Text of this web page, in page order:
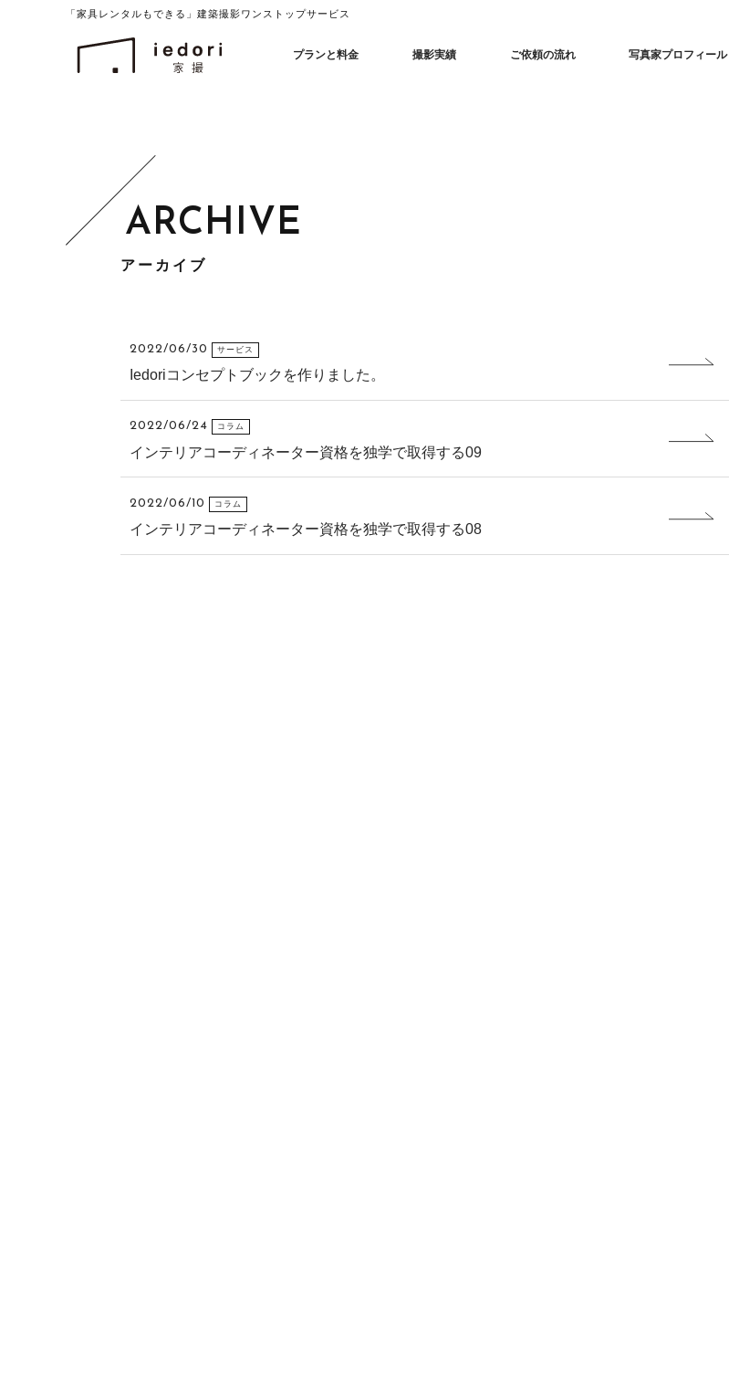
「家具レンタルもできる」建築撮影ワンストップサービス
プランと料金 撮影実績 ご依頼の流れ 写真家プロフィール
アーカイブ
2022/06/30 サービス
Iedoriコンセプトブックを作りました。
2022/06/24 コラム
インテリアコーディネーター資格を独学で取得する09
2022/06/10 コラム
インテリアコーディネーター資格を独学で取得する08